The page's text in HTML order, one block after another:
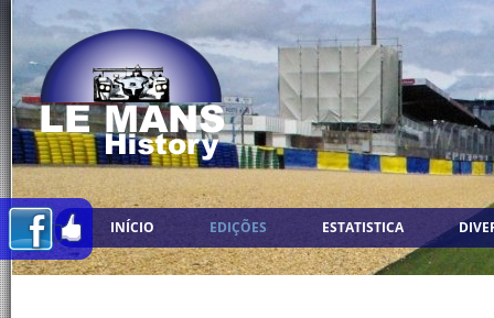
INÍCIO EDIÇÕES ESTATISTICA